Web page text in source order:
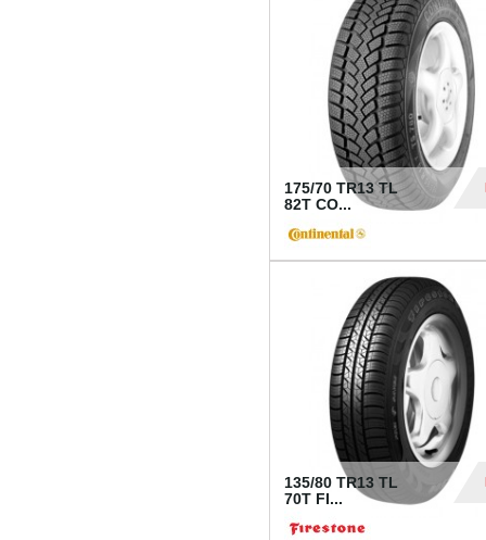
175/70 TR13 TL
82T CO...
135/80 TR13 TL
70T FI...